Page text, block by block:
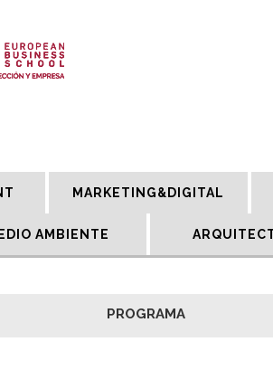
MARKETING&DIGITAL
AMBIENTE
PROGRAMA